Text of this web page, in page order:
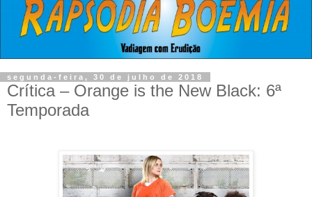
segunda-feira, 30 de julho de 2018
Crítica – Orange is the New Black: 6ª
Temporada